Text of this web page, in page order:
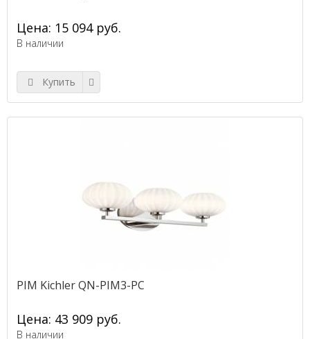
Цена: 15 094 руб.
В наличии
Купить
PIM Kichler QN-PIM3-PC
Цена: 43 909 руб.
В наличии